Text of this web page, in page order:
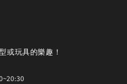
或玩具的樂趣！